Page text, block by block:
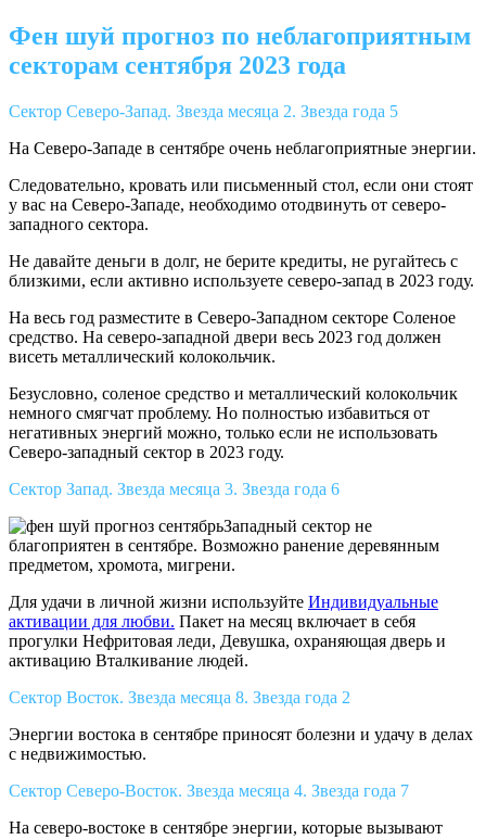
Фен шуй прогноз по неблагоприятным
секторам сентября 2023 года
Сектор Северо-Запад. Звезда месяца 2. Звезда года 5
На Северо-Западе в сентябре очень неблагоприятные энергии.
Следовательно, кровать или письменный стол, если они стоят
у вас на Северо-Западе, необходимо отодвинуть от северо-
западного сектора.
Не давайте деньги в долг, не берите кредиты, не ругайтесь с
близкими, если активно используете северо-запад в 2023 году.
На весь год разместите в Северо-Западном секторе Соленое
средство. На северо-западной двери весь 2023 год должен
висеть металлический колокольчик.
Безусловно, соленое средство и металлический колокольчик
немного смягчат проблему. Но полностью избавиться от
негативных энергий можно, только если не использовать
Северо-западный сектор в 2023 году.
Сектор Запад. Звезда месяца 3. Звезда года 6
Западный сектор не
благоприятен в сентябре. Возможно ранение деревянным
предметом, хромота, мигрени.
Для удачи в личной жизни используйте Индивидуальные
активации для любви. Пакет на месяц включает в себя
прогулки Нефритовая леди, Девушка, охраняющая дверь и
активацию Вталкивание людей.
Сектор Восток. Звезда месяца 8. Звезда года 2
Энергии востока в сентябре приносят болезни и удачу в делах
с недвижимостью.
Сектор Северо-Восток. Звезда месяца 4. Звезда года 7
На северо-востоке в сентябре энергии, которые вызывают